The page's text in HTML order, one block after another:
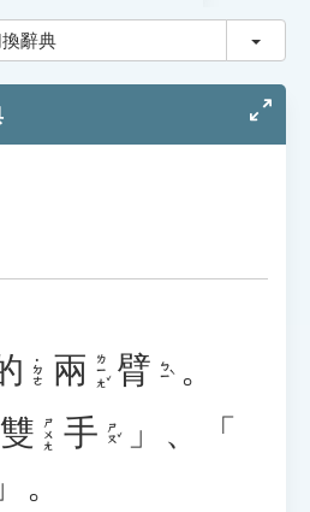
辭典 切換
˙ㄉㄜ 兩 ㄌㄧㄤˇ 臂 ㄅㄧˋ 。
雙 ㄕㄨㄤ 手 ㄕㄡˇ
」、「
」。